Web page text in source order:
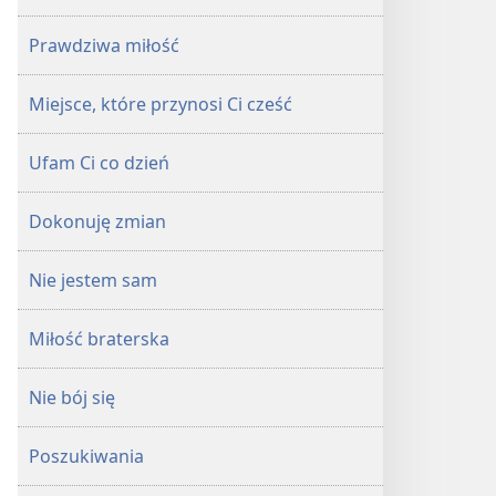
Prawdziwa miłość
Miejsce, które przynosi Ci cześć
Ufam Ci co dzień
Dokonuję zmian
Nie jestem sam
Miłość braterska
Nie bój się
Poszukiwania